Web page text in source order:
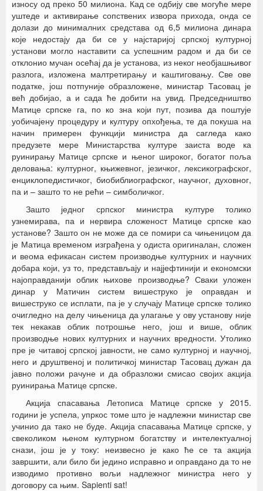
износу од преко 50 милиона. Кад се одбију све могуће мере
уштеде и активирање сопствених извора прихода, онда се
долази до минималних средстава од 6,5 милиона динара
које недостају да би се у најстаријој српској културној
установи могло наставити са успешним радом и да би се
отклонио мучан осећај да је установа, из неког необјашњивог
разлога, изложена малтретирању и каштиговању. Све ове
податке, још потпуније образложене, министар Тасовац је
већ добијао, а и сада ће добити на увид. Председништво
Матице српске га, по ко зна који пут, позива да поштује
уобичајену процедуру и културу опхођења, те да покуша на
начин примерен функцији министра да сагледа како
предузете мере Министарства културе заиста воде ка
руинирању Матице српске и њеног широког, богатог поља
деловања: културног, књижевног, језичког, лексикографског,
енциклопедистичког, биобиблиографског, научног, духовног,
па и – зашто то не рећи – симболичког.
Зашто једног српског министра културе толико
узнемирава, па и нервира сложеност Матице српске као
установе? Зашто он не може да се помири са чињеницом да
је Матица временом изграђена у одиста оригиналан, сложен
и веома ефикасан систем производње културних и научних
добара који, уз то, представљају и најјефтинији и економски
најоправданији облик њихове производње? Сваки уложен
динар у Матичин систем вишеструко је оправдан и
вишеструко се исплати, па је у случају Матице српске толико
очигледно на делу чињеница да улагање у ову установу није
тек некакав облик потрошње него, још и више, облик
производње нових културних и научних вредности. Утолико
пре је читавој српској јавности, не само културној и научној,
него и друштвеној и политичкој министар Тасовац дужан да
јавно положи рачуне и да образложи смисао својих акција
руинирања Матице српске.
Акција спасавања Летописа Матице српске у 2015.
години је успела, упркос томе што је надлежни министар све
учинио да тако не буде. Акција спасавања Матице српске, у
свеколиком њеном културном богатству и интелектуалној
снази, још је у току: неизвесно је како ће се та акција
завршити, али било би једино исправно и оправдано да то не
изводимо противно вољи надлежног министра него у
договору са њим. Sapienti sat!